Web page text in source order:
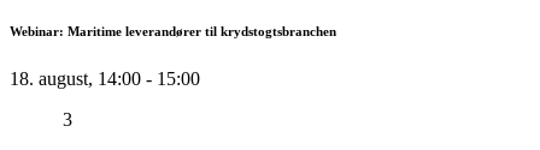
Webinar: Maritime leverandører til krydstogtsbranchen
18. august, 14:00 - 15:00
3